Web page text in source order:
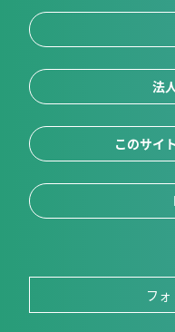
法
このサイ
フ